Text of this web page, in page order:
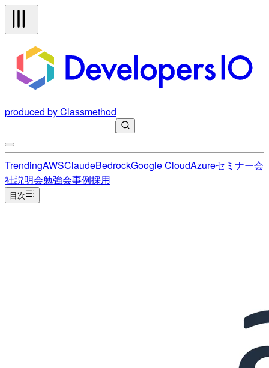
produced by Classmethod
TrendingAWSClaudeBedrockGoogle CloudAzureセミナー会
社説明会勉強会事例採用
目次